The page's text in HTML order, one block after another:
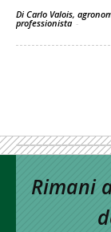
Di Carlo Valois,
professionista -
Rimani